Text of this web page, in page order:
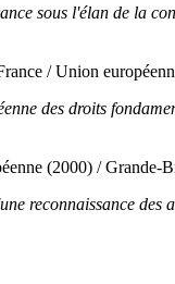
sous l'élan de la
/ Union
des droits
(2000) / Grande-
reconnaissance des